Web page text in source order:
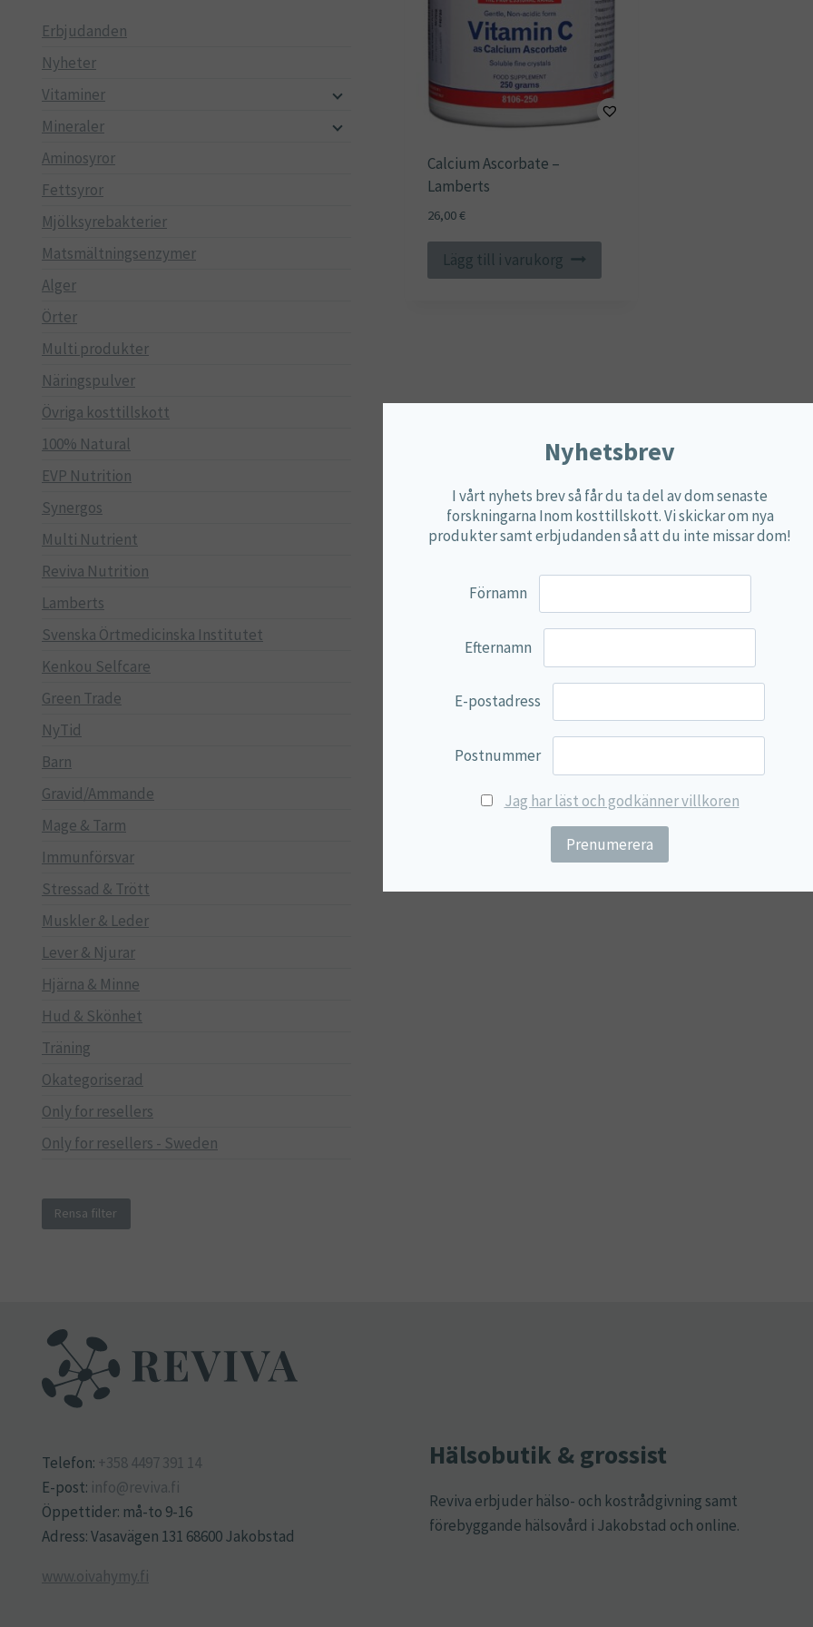
Calcium Ascorbate –
Lamberts
26,00€
Lägg till i varukorg
Erbjudanden
Nyheter
Vitaminer
Mineraler
Aminosyror
Fettsyror
Mjölksyrebakterier
Matsmältningsenzymer
Alger
Örter
Multi produkter
Näringspulver
Övriga kosttillskott
100% Natural
EVP Nutrition
Synergos
Multi Nutrient
Reviva Nutrition
Lamberts
Svenska Örtmedicinska Institutet
Kenkou Selfcare
Green Trade
NyTid
Barn
Gravid/Ammande
Mage & Tarm
Immunförsvar
Stressad & Trött
Muskler & Leder
Lever & Njurar
Hjärna & Minne
Hud & Skönhet
Träning
Okategoriserad
Only for resellers
Only for resellers - Sweden
Rensa filter
Telefon: +358 4497 391 14
E-post: info@reviva.fi
Öppettider: må-to 9-16
Adress: Vasavägen 131 68600 Jakobstad
www.oivahymy.fi
Hälsobutik & grossist
Reviva erbjuder hälso- och kostrådgivning samt
förebyggande hälsovård i Jakobstad och online.
Nyhetsbrev
I vårt nyhets brev så får du ta del av dom senaste
forskningarna Inom kosttillskott. Vi skickar om nya
produkter samt erbjudanden så att du inte missar dom!
Förnamn
Efternamn
E-postadress
Postnummer
Jag har läst och godkänner villkoren